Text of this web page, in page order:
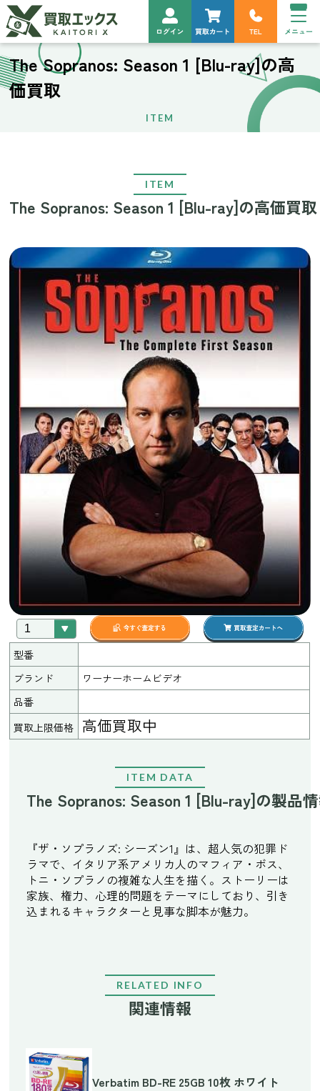
The Sopranos: Season 1 [Blu-ray]の高
価買取
ITEM
ITEM
The Sopranos: Season 1 [Blu-ray]の高価買取
型番
ブランド
ワーナーホームビデオ
品番
買取上限価格
高価買取中
ITEM DATA
The Sopranos: Season 1 [Blu-ray]の製品
『ザ・ソプラノズ: シーズン1』は、超人気の犯罪ド
ラマで、イタリア系アメリカ人のマフィア・ボス、
トニ・ソプラノの複雑な人生を描く。ストーリーは
家族、権力、心理的問題をテーマにしており、引き
込まれるキャラクターと見事な脚本が魅力。
RELATED INFO
関連情報
Verbatim BD-RE 25GB 10枚 ホワイト